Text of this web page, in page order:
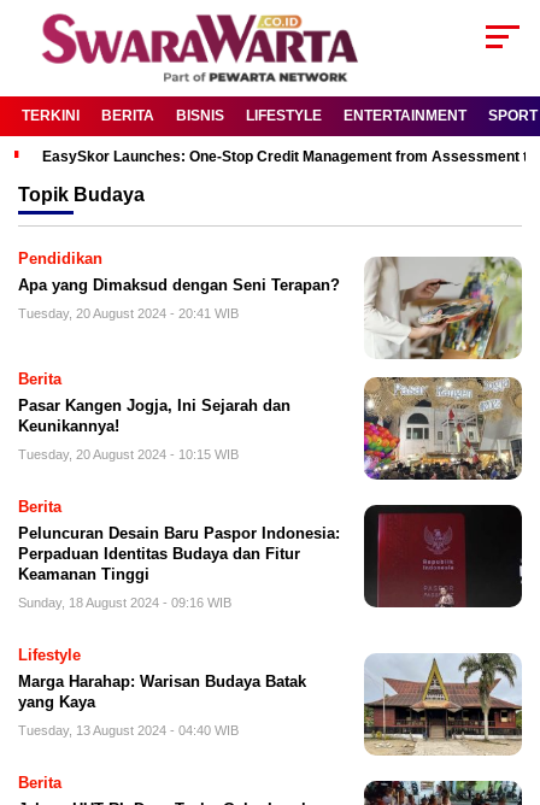
TERKINI BERITA BISNIS LIFESTYLE ENTERTAINMENT SPORT
EasySkor Launches: One-Stop Credit Management from Assessment
Topik Budaya
Pendidikan
Apa yang Dimaksud dengan Seni Terapan?
Tuesday, 20 August 2024 - 20:41 WIB
Berita
Pasar Kangen Jogja, Ini Sejarah dan
Keunikannya!
Tuesday, 20 August 2024 - 10:15 WIB
Berita
Peluncuran Desain Baru Paspor Indonesia:
Perpaduan Identitas Budaya dan Fitur
Keamanan Tinggi
Sunday, 18 August 2024 - 09:16 WIB
Lifestyle
Marga Harahap: Warisan Budaya Batak
yang Kaya
Tuesday, 13 August 2024 - 04:40 WIB
Berita